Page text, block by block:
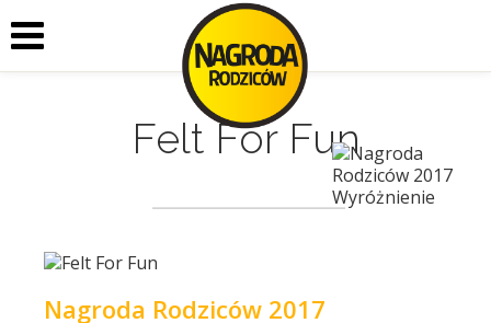
Felt For Fun
Nagroda Rodziców 2017